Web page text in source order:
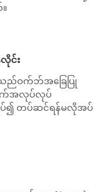
လိုင်း
သည်ဝက်ဘ်အခြေပြု
တွက်အလုပ်လုပ်
၍ တပ်ဆင်ရန်မလိုအပ်